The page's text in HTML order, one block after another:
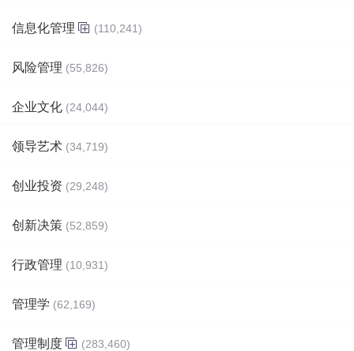
信息化管理 (110,241)
风险管理 (55,826)
企业文化 (24,044)
领导艺术 (34,719)
创业投资 (29,248)
创新决策 (52,859)
行政管理 (10,931)
管理学 (62,169)
管理制度 (283,460)